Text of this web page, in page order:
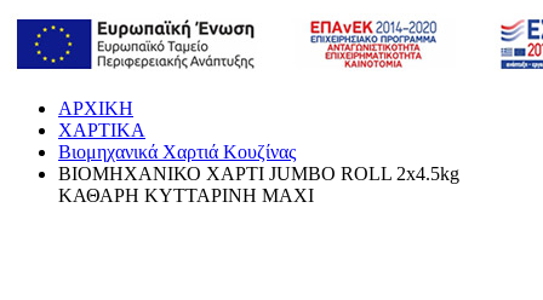
ΑΡΧΙΚΗ
ΧΑΡΤΙΚΑ
Βιομηχανικά Χαρτιά Κουζίνας
ΒΙΟΜΗΧΑΝΙΚΟ ΧΑΡΤΙ JUMBO ROLL 2x4.5kg
ΚΑΘΑΡΗ ΚΥΤΤΑΡΙΝΗ MAXI